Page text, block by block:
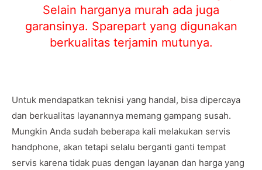
Selain harganya murah ada juga
garansinya. Sparepart yang digunakan
berkualitas terjamin mutunya.
Untuk mendapatkan teknisi yang handal, bisa dipercaya
dan berkualitas layanannya memang gampang susah.
Mungkin Anda sudah beberapa kali melakukan servis
handphone, akan tetapi selalu berganti ganti tempat
servis karena tidak puas dengan layanan dan harga yang